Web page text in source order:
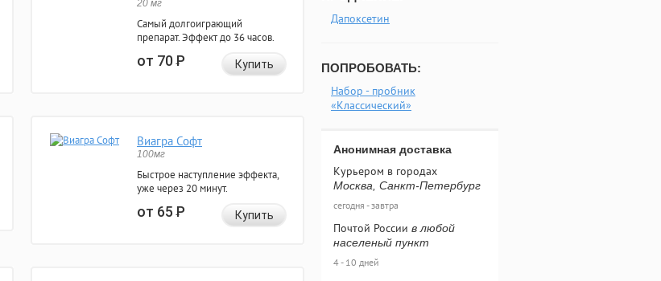
20 мг
Самый долгоиграющий
препарат. Эффект до 36 часов.
от 70Р Купить
Виагра Софт
100мг
Быстрое наступление эффекта,
уже через 20 минут.
от 65Р Купить
Дапоксетин
ПОПРОБОВАТЬ:
Набор - пробник
«Классический»
Анонимная доставка
Курьером в городах
Москва, Санкт-Петербург
сегодня - завтра
Почтой России в любой
населеный пункт
4 - 10 дней